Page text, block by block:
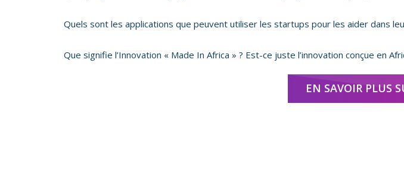
Quels sont les applications que peuvent utiliser les startups pour les aider dans
Que signifie l’Innovation « Made In Africa » ? Est-ce juste l’innovation conçue en
EN SAVOIR PLUS